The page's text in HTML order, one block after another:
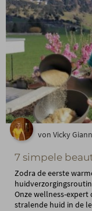
von Vicky
7 simpele
Zodra de eerste
Onze wellness-
stralende huid in de